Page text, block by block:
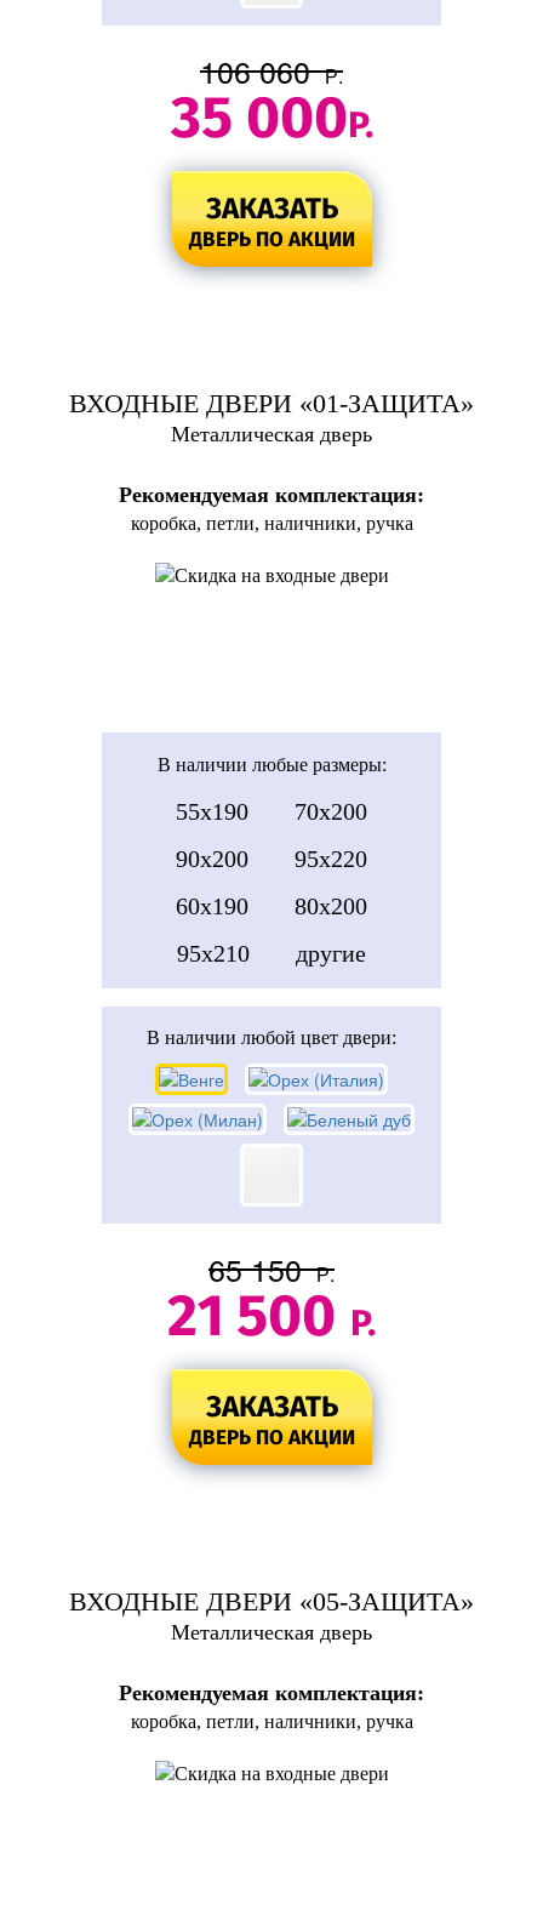
106 060 Р.
35 000Р.
ЗАКАЗАТЬ
ДВЕРЬ ПО АКЦИИ
ВХОДНЫЕ ДВЕРИ «01-ЗАЩИТА»
Металлическая дверь
Рекомендуемая комплектация:
коробка, петли, наличники, ручка
В наличии любые размеры:
55x190
70x200
90x200
95x220
60x190
80x200
95x210
другие
В наличии любой цвет двери:
65 150 Р.
21 500 Р.
ЗАКАЗАТЬ
ДВЕРЬ ПО АКЦИИ
ВХОДНЫЕ ДВЕРИ «05-ЗАЩИТА»
Металлическая дверь
Рекомендуемая комплектация:
коробка, петли, наличники, ручка